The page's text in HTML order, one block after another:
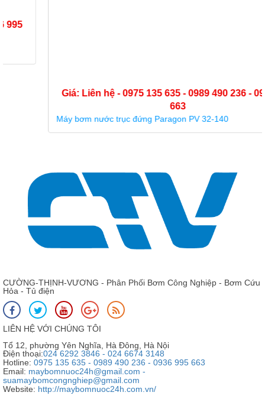
Giá: Liên hệ - 0975 135 635 - 0989 490 236 - 0936 995
Máy bơm nước trục đứng Paragon PV 32-140
CƯỜNG-THỊNH-VƯƠNG - Phân Phối Bơm Công Nghiệp - Bơm Cứu
Hỏa - Tủ điện
LIÊN HỆ VỚI CHÚNG TÔI
Tổ 12, phường Yên Nghĩa, Hà Đông, Hà Nội
Điện thoại:024 6292 3846 - 024 6674 3148
Hotline: 0975 135 635 - 0989 490 236 - 0936 995 663
Email: maybomnuoc24h@gmail.com -
suamaybomcongnghiep@gmail.com
Website: http://maybomnuoc24h.com.vn/